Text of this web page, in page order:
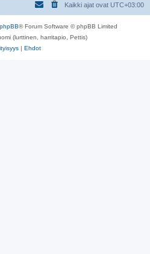
Kaikki ajat ovat UTC+03:00
phpBB® Forum Software © phpBB Limited
(lurttinen, harritapio, Pettis)
| Ehdot